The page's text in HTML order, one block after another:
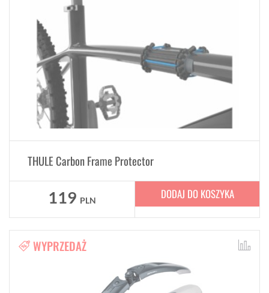
THULE Carbon Frame Protector
119 PLN DODAJ DO KOSZYKA
WYPRZEDAŻ